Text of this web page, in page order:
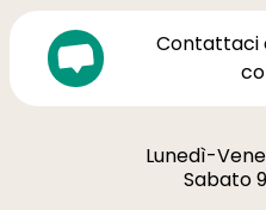
Contattaci
Lunedì-
Sabato